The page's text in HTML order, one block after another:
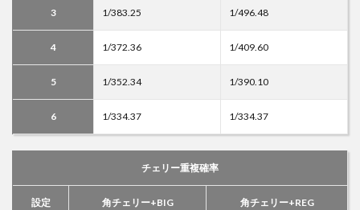
3 1/383.25 1/496.48
4 1/372.36 1/409.60
5 1/352.34 1/390.10
6 1/334.37 1/334.37
チェリー重複確率
設定 角チェリー+BIG 角チェリー+REG